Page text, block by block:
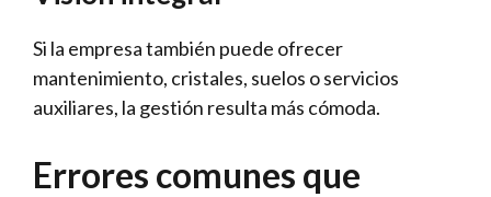
Si la empresa también puede ofrecer
mantenimiento, cristales, suelos o servicios
auxiliares, la gestión resulta más cómoda.
Errores comunes que